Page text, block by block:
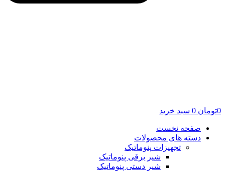
0تومان 0 سبد خرید
صفحه نخست
دسته های محصولات
تجهیزات پنوماتیک
شیر برقی پنوماتیک
شیر دستی پنوماتیک